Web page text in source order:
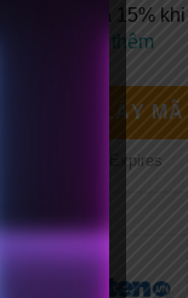
Mã giảm giá 15%
Xem thêm
LẤY MÃ
No Expires